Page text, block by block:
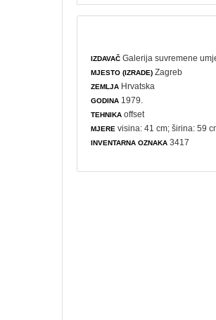
IZDAVAČ Galerija suvremene
MJESTO (IZRADE) Zagreb
ZEMLJA Hrvatska
GODINA 1979.
TEHNIKA offset
MJERE visina: 41 cm; širina: 59
INVENTARNA OZNAKA 3417